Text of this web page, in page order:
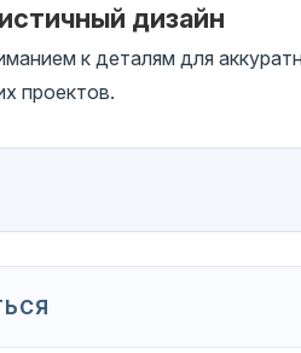
дизайн
к деталям для
проектов.